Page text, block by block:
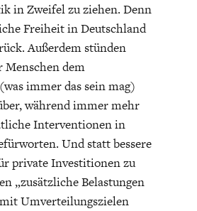
ECONOMY
in Zweifel zu ziehen. Denn
Freiheit in Deutschland
Außerdem stünden
dem
immer das sein mag)
während immer mehr
Interventionen in
Und statt bessere
private Investitionen zu
„zusätzliche Belastungen
Umverteilungszielen